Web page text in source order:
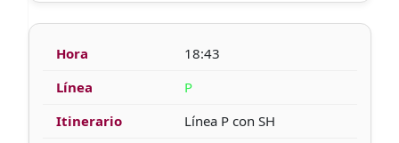
18:43
P
Línea P con SH